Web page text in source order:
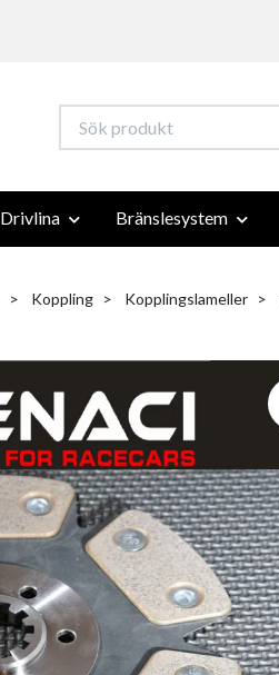
Drivlina Bränslesystem
Koppling Kopplingslameller